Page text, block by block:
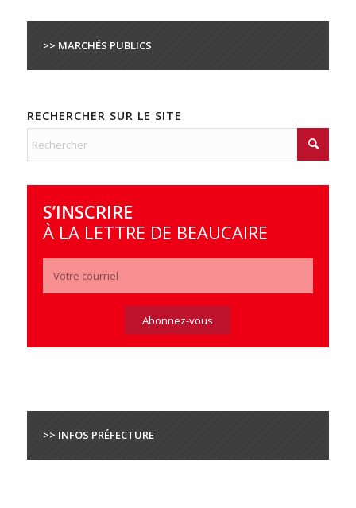
>> MARCHÉS PUBLICS
RECHERCHER SUR LE SITE
S’INSCRIRE
À LA LETTRE DE BEAUCAIRE
>> INFOS PRÉFECTURE